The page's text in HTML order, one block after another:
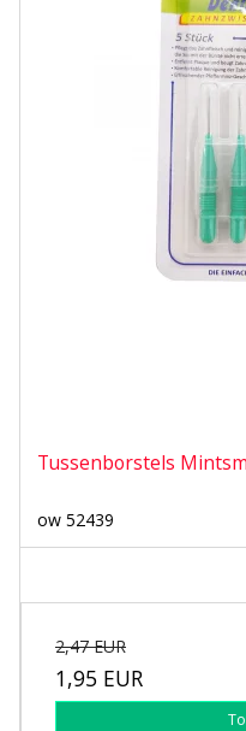
Tussenborstels
ow 52439
2,47 EUR
1,95 EUR